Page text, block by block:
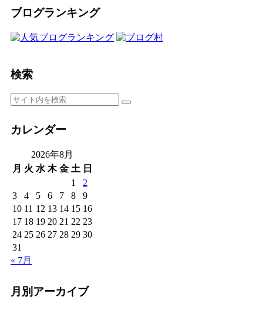
ブログランキング
検索
カレンダー
2026年8月
月 火 水 木 金 土 日
1
2
3
4 5 6 7 8
9
10 11 12 13 14 15 16
17 18 19 20 21 22 23
24 25 26 27 28 29 30
31
« 7月
月別アーカイブ